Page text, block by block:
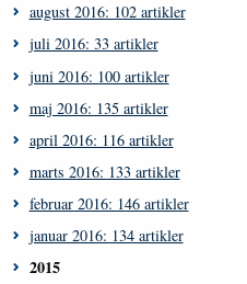
august 2016: 102 artikler
juli 2016: 33 artikler
juni 2016: 100 artikler
maj 2016: 135 artikler
april 2016: 116 artikler
marts 2016: 133 artikler
februar 2016: 146 artikler
januar 2016: 134 artikler
2015